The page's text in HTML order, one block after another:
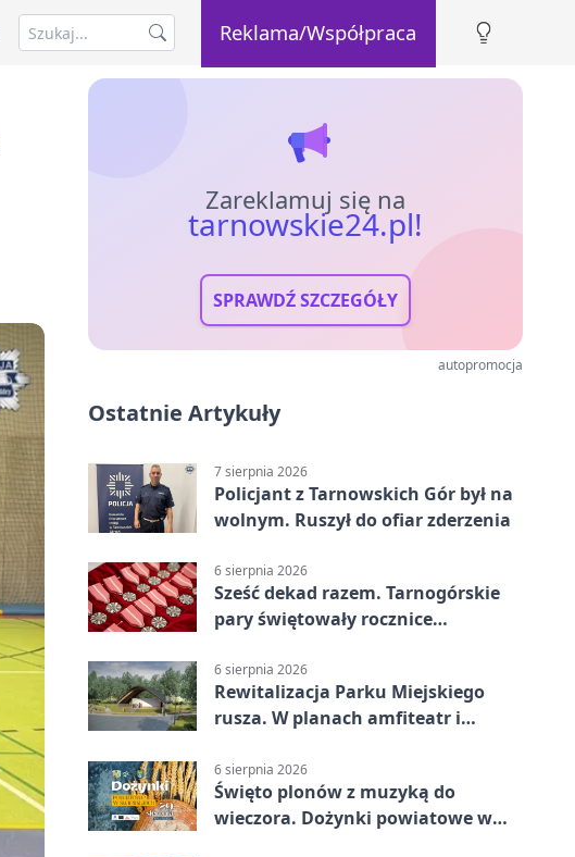
Reklama/Współpraca
Zareklamuj się na
tarnowskie24.pl!
SPRAWDŹ SZCZEGÓŁY
autopromocja
Ostatnie Artykuły
7 sierpnia 2026
Policjant z Tarnowskich Gór był na
wolnym. Ruszył do ofiar zderzenia
6 sierpnia 2026
Sześć dekad razem. Tarnogórskie
pary świętowały rocznice
6 sierpnia 2026
Rewitalizacja Parku Miejskiego
rusza. W planach amfiteatr i
6 sierpnia 2026
Święto plonów z muzyką do
wieczora. Dożynki powiatowe w